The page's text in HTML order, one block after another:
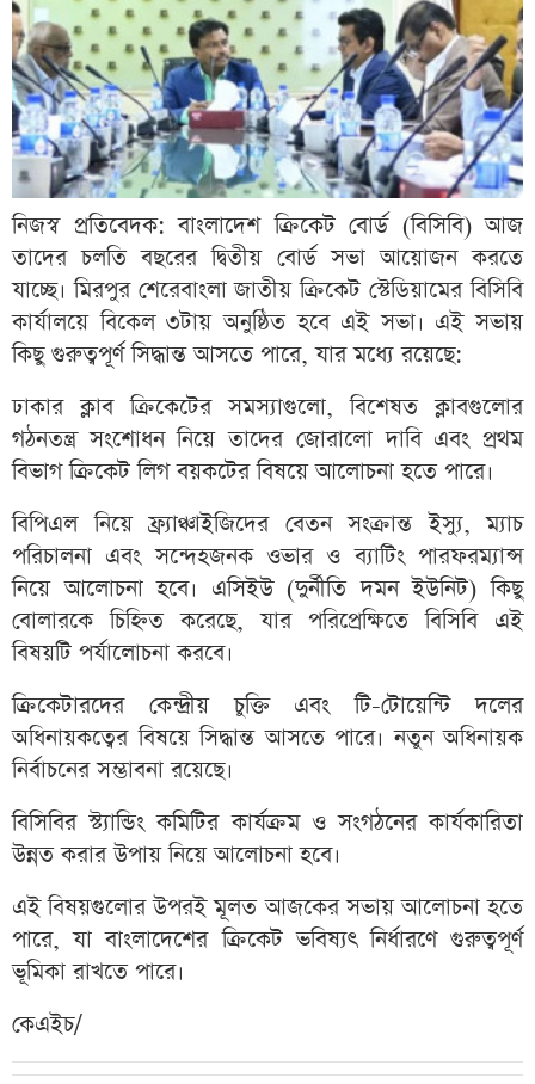
নিজস্ব প্রতিবেদক: বাংলাদেশ ক্রিকেট বোর্ড (বিসিবি) আজ
তাদের চলতি বছরের দ্বিতীয় বোর্ড সভা আয়োজন করতে
যাচ্ছে। মিরপুর শেরেবাংলা জাতীয় ক্রিকেট স্টেডিয়ামের বিসিবি
কার্যালয়ে বিকেল ৩টায় অনুষ্ঠিত হবে এই সভা। এই সভায়
কিছু গুরুত্বপূর্ণ সিদ্ধান্ত আসতে পারে, যার মধ্যে রয়েছে:
ঢাকার ক্লাব ক্রিকেটের সমস্যাগুলো, বিশেষত ক্লাবগুলোর
গঠনতন্ত্র সংশোধন নিয়ে তাদের জোরালো দাবি এবং প্রথম
বিভাগ ক্রিকেট লিগ বয়কটের বিষয়ে আলোচনা হতে পারে।
বিপিএল নিয়ে ফ্র্যাঞ্চাইজিদের বেতন সংক্রান্ত ইস্যু, ম্যাচ
পরিচালনা এবং সন্দেহজনক ওভার ও ব্যাটিং পারফরম্যান্স
নিয়ে আলোচনা হবে। এসিইউ (দুর্নীতি দমন ইউনিট) কিছু
বোলারকে চিহ্নিত করেছে, যার পরিপ্রেক্ষিতে বিসিবি এই
বিষয়টি পর্যালোচনা করবে।
ক্রিকেটারদের কেন্দ্রীয় চুক্তি এবং টি-টোয়েন্টি দলের
অধিনায়কত্বের বিষয়ে সিদ্ধান্ত আসতে পারে। নতুন অধিনায়ক
নির্বাচনের সম্ভাবনা রয়েছে।
বিসিবির স্ট্যান্ডিং কমিটির কার্যক্রম ও সংগঠনের কার্যকারিতা
উন্নত করার উপায় নিয়ে আলোচনা হবে।
এই বিষয়গুলোর উপরই মূলত আজকের সভায় আলোচনা হতে
পারে, যা বাংলাদেশের ক্রিকেট ভবিষ্যৎ নির্ধারণে গুরুত্বপূর্ণ
ভূমিকা রাখতে পারে।
কেএইচ/